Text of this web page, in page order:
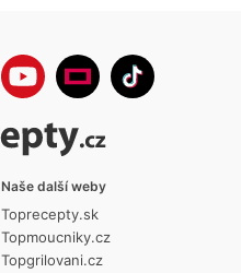
Naše další weby
Toprecepty.sk
Topmoucniky.cz
Topgrilovani.cz